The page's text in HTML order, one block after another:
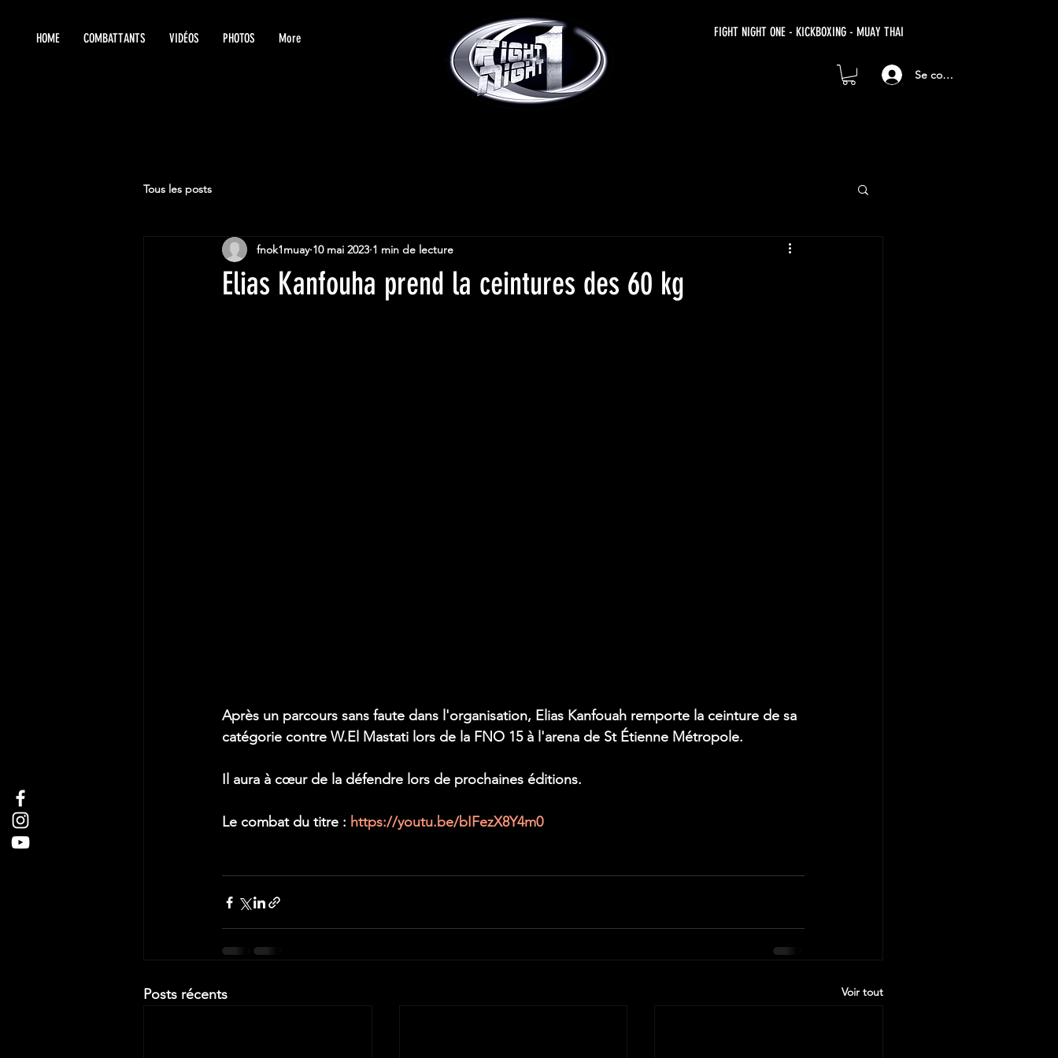
HOME COMBATTANTS VIDÉOS PHOTOS More FIGHT NIGHT ONE - KICKBOXING - MUAY THAI
Se connecter
Tous les posts
Elias Kanfouha prend la ceintures des 60 kg
fnok1muay 10 mai 2023 1 min de lecture
Après un parcours sans faute dans l'organisation, Elias Kanfouah remporte la ceinture de sa
catégorie contre W.El Mastati lors de la FNO 15 à l'arena de St Étienne Métropole.
Il aura à cœur de la défendre lors de prochaines éditions.
Le combat du titre : https://youtu.be/bIFezX8Y4m0
Posts récents Voir tout